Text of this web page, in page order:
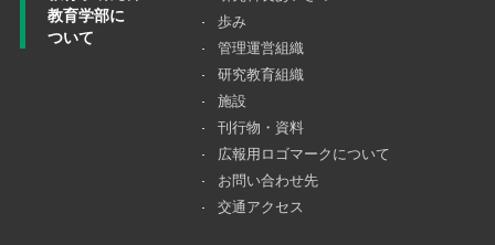
教育学部に
ついて
歩み
管理運営組織
研究教育組織
施設
刊行物・資料
広報用ロゴマークについて
お問い合わせ先
交通アクセス